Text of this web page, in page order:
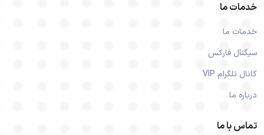
خدمات ما
خدمات ما
سیگنال فارکس
کانال تلگرام VIP
درباره ما
تماس با ما